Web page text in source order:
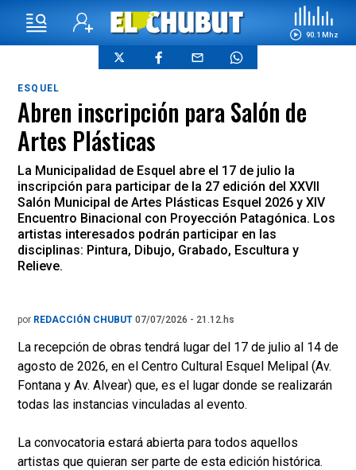
90.1 Mhz
ESQUEL
Abren inscripción para Salón de
Artes Plásticas
La Municipalidad de Esquel abre el 17 de julio la
inscripción para participar de la 27 edición del XXVII
Salón Municipal de Artes Plásticas Esquel 2026 y XIV
Encuentro Binacional con Proyección Patagónica. Los
artistas interesados podrán participar en las
disciplinas: Pintura, Dibujo, Grabado, Escultura y
Relieve.
por REDACCIÓN CHUBUT 07/07/2026 - 21.12.hs
La recepción de obras tendrá lugar del 17 de julio al 14 de
agosto de 2026, en el Centro Cultural Esquel Melipal (Av.
Fontana y Av. Alvear) que, es el lugar donde se realizarán
todas las instancias vinculadas al evento.
La convocatoria estará abierta para todos aquellos
artistas que quieran ser parte de esta edición histórica.